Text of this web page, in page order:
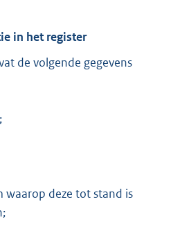
in het register
de volgende gegevens
waarop deze tot stand is